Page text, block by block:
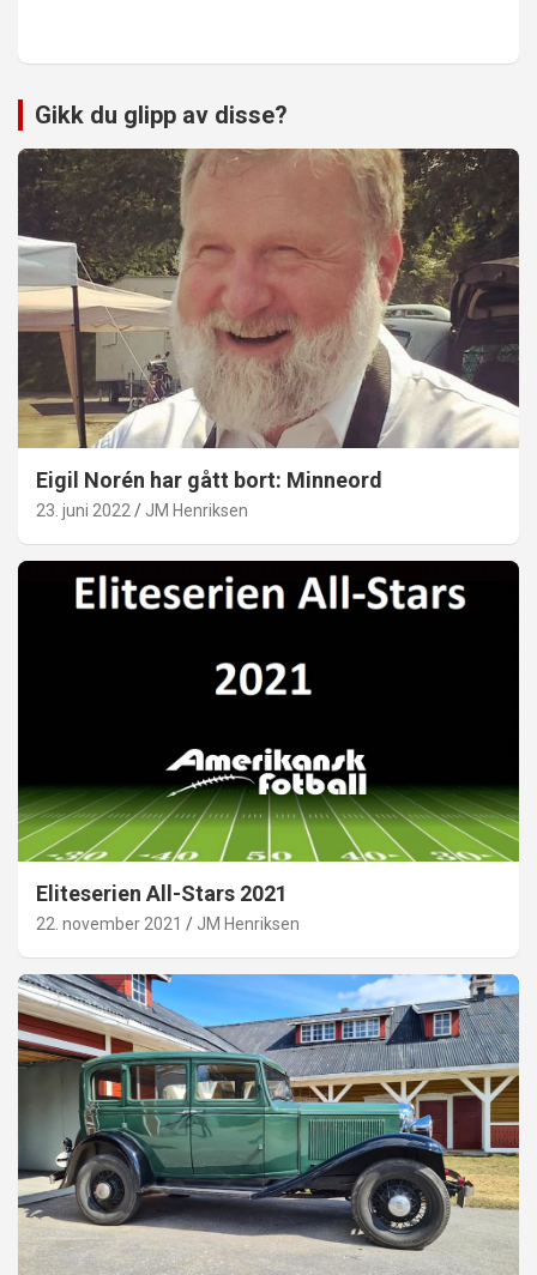
Gikk du glipp av disse?
Eigil Norén har gått bort: Minneord
23. juni 2022 JM Henriksen
Eliteserien All-Stars 2021
22. november 2021 JM Henriksen